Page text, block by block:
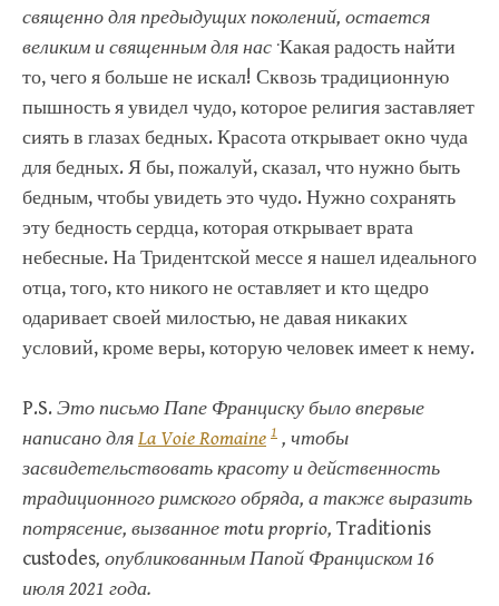
священно для предыдущих поколений, остается
великим и священным для нас .Какая радость найти
то, чего я больше не искал! Сквозь традиционную
пышность я увидел чудо, которое религия заставляет
сиять в глазах бедных. Красота открывает окно чуда
для бедных. Я бы, пожалуй, сказал, что нужно быть
бедным, чтобы увидеть это чудо. Нужно сохранять
эту бедность сердца, которая открывает врата
небесные. На Тридентской мессе я нашел идеального
отца, того, кто никого не оставляет и кто щедро
одаривает своей милостью, не давая никаких
условий, кроме веры, которую человек имеет к нему.
P.S. Это письмо Папе Франциску было впервые
написано дляLa Voie Romaine 1 , чтобы
засвидетельствовать красоту и действенность
традиционного римского обряда, а также выразить
потрясение, вызванное motu proprio, Traditionis
custodes, опубликованным Папой Франциском 16
июля 2021 года.